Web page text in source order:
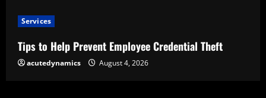
Services
Tips to Help Prevent Employee Credential Theft
acutedynamics August 4, 2026